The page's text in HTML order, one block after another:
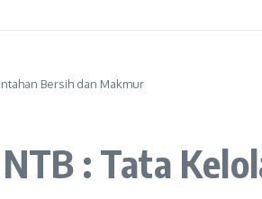
Bersih dan Makmur
: Tata